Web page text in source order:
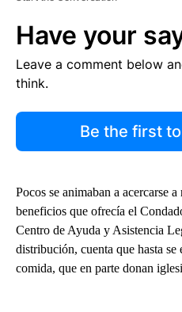
Have your
Leave a comment below
think.
Be the first
Pocos se animaban a acercarse
beneficios que ofrecía el
Centro de Ayuda y Asistencia
distribución, cuenta que hasta se
comida, que en parte donan